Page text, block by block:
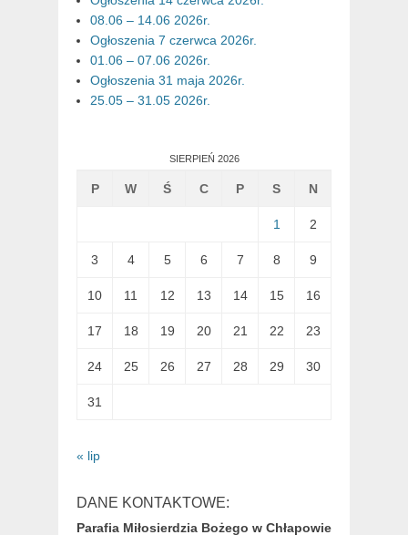
08.06 – 14.06 2026r.
Ogłoszenia 7 czerwca 2026r.
01.06 – 07.06 2026r.
Ogłoszenia 31 maja 2026r.
25.05 – 31.05 2026r.
SIERPIEŃ 2026
P W Ś C P S N
1 2
3 4 5 6 7 8 9
10 11 12 13 14 15 16
17 18 19 20 21 22 23
24 25 26 27 28 29 30
31
« lip
DANE KONTAKTOWE:
Parafia Miłosierdzia Bożego w Chłapowie